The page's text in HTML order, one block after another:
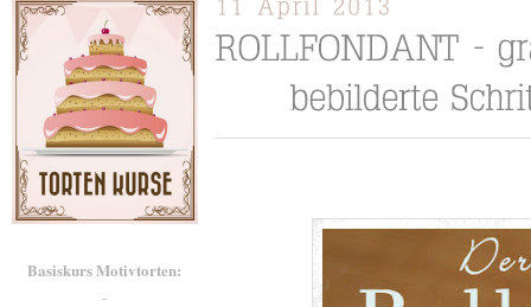
Basiskurs Motivtorten:
-